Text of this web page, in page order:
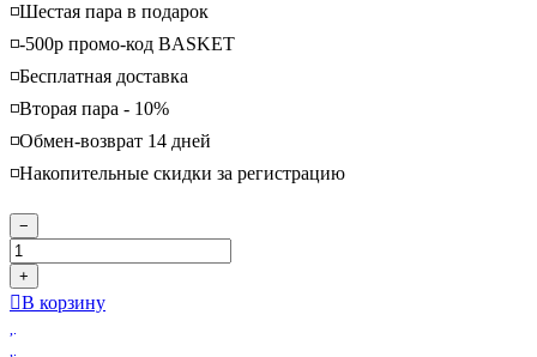
◽️Шестая пара в подарок
◽️-500р промо-код BASKET
◽️Бесплатная доставка
◽️Вторая пара - 10%
◽️Обмен-возврат 14 дней
◽️Накопительные скидки за регистрацию
−
+
В корзину